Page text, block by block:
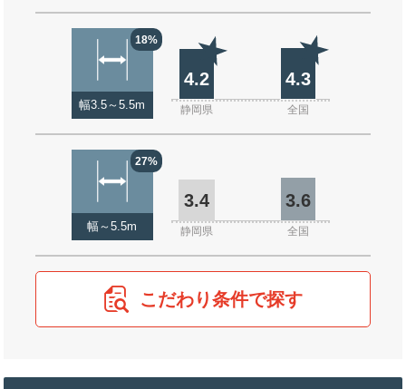
18%
幅3.5～5.5m
4.2 4.3
静岡県 全国
27%
幅～5.5m
3.4 3.6
静岡県 全国
こだわり条件で探す